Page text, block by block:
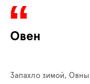
Овен
Запахло зимой,